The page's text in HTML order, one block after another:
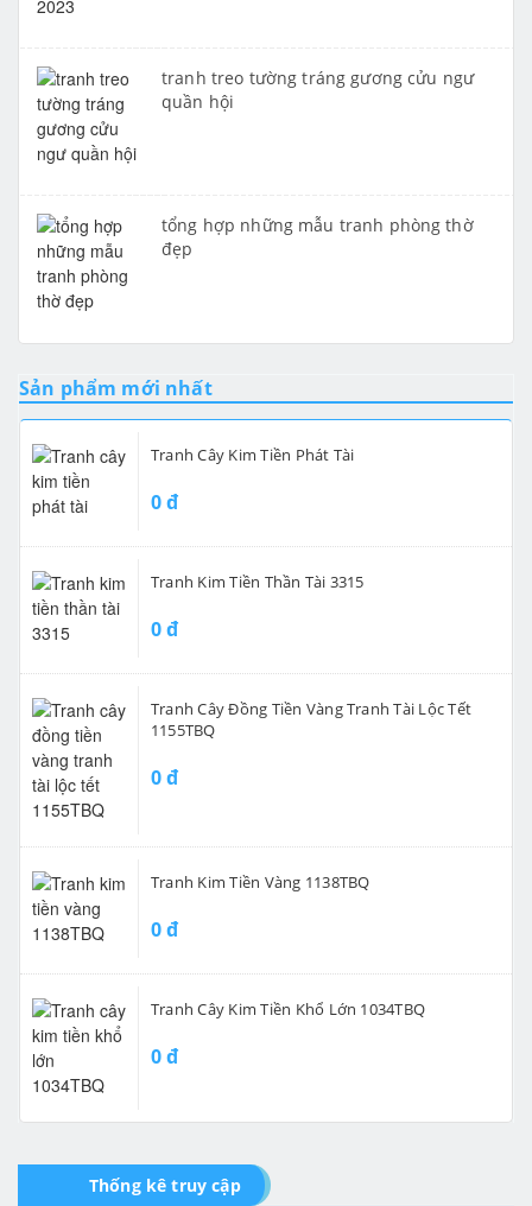
tranh treo tường tráng gương cửu ngư
quần hội
tổng hợp những mẫu tranh phòng thờ
đẹp
Sản phẩm mới nhất
Tranh Cây Kim Tiền Phát Tài
0 đ
Tranh Kim Tiền Thần Tài 3315
0 đ
Tranh Cây Đồng Tiền Vàng Tranh Tài Lộc Tết
1155TBQ
0 đ
Tranh Kim Tiền Vàng 1138TBQ
0 đ
Tranh Cây Kim Tiền Khổ Lớn 1034TBQ
0 đ
Thống kê truy cập